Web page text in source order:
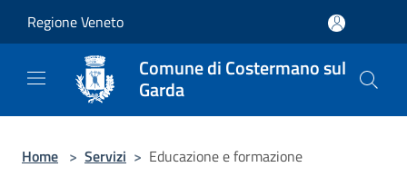
Regione Veneto
Comune di Costermano sul
Garda
Home > Servizi > Educazione e formazione